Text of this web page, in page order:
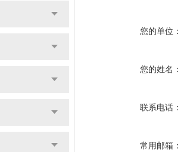
您的单位：
您的姓名：
联系电话：
常用邮箱：